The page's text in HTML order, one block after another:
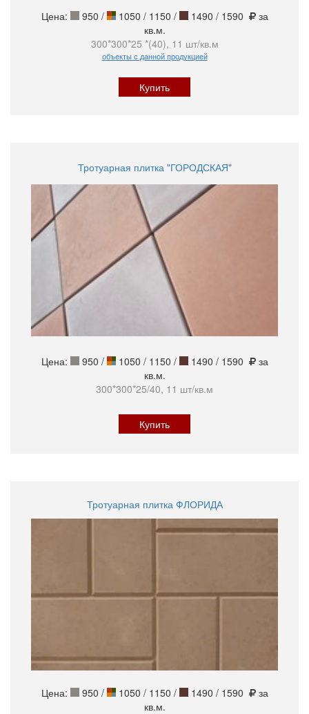
Цена: 950 / 1050 / 1150 / 1490 / 1590
за
кв.м.
300*300*25 *(40), 11 шт/кв.м
объекты с данной продукцией
Купить
Тротуарная плитка "ГОРОДСКАЯ"
Цена: 950 / 1050 / 1150 / 1490 / 1590
за
кв.м.
300*300*25/40, 11 шт/кв.м
Купить
Тротуарная плитка ФЛОРИДА
Цена: 950 / 1050 / 1150 / 1490 / 1590
за
кв.м.